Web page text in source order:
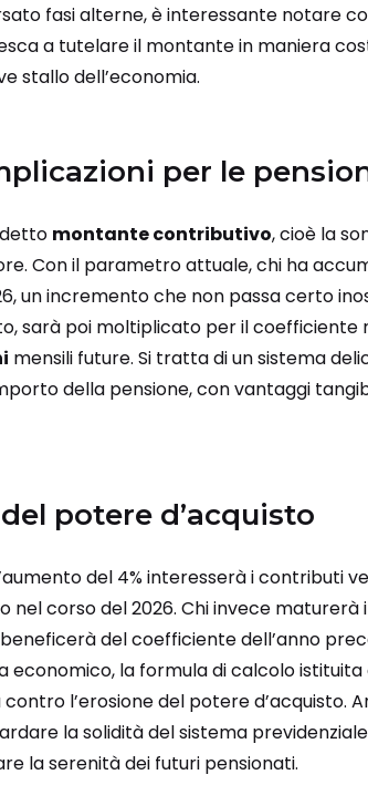
fasi alterne, è interessante notare
a tutelare il montante in maniera
stallo dell’economia.
per le
montante contributivo, cioè la
Con il parametro attuale, chi ha
un incremento che non passa certo
sarà poi moltiplicato per il coefficiente
mensili future. Si tratta di un sistema
della pensione, con vantaggi
potere d’acquisto
del 4% interesserà i contributi
corso del 2026. Chi invece maturerà
del coefficiente dell’anno
economico, la formula di calcolo istituita
l’erosione del potere d’acquisto.
la solidità del sistema
la serenità dei futuri pensionati.